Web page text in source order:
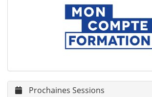
Prochaines Sessions